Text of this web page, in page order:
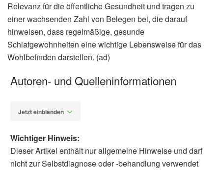
Relevanz für die öffentliche Gesundheit und tragen zu
einer wachsenden Zahl von Belegen bei, die darauf
hinweisen, dass regelmäßige, gesunde
Schlafgewohnheiten eine wichtige Lebensweise für das
Wohlbefinden darstellen. (ad)
Autoren- und Quelleninformationen
Jetzt einblenden
Wichtiger Hinweis:
Dieser Artikel enthält nur allgemeine Hinweise und darf
nicht zur Selbstdiagnose oder -behandlung verwendet